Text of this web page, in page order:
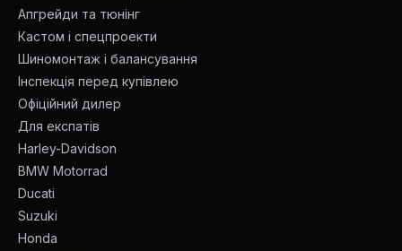
Апгрейди та тюнінг
Кастом і спецпроекти
Шиномонтаж і балансування
Інспекція перед купівлею
Офіційний дилер
Для експатів
Harley-Davidson
BMW Motorrad
Ducati
Suzuki
Honda